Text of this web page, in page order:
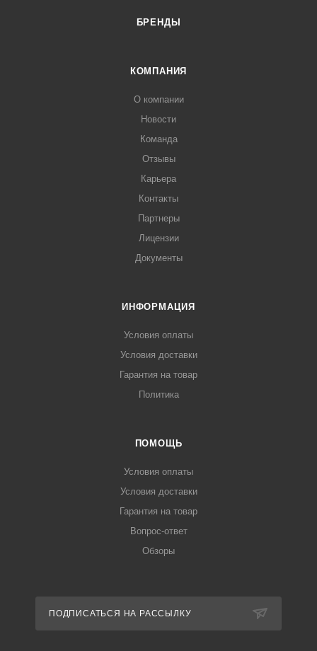
БРЕНДЫ
КОМПАНИЯ
О компании
Новости
Команда
Отзывы
Карьера
Контакты
Партнеры
Лицензии
Документы
ИНФОРМАЦИЯ
Условия оплаты
Условия доставки
Гарантия на товар
Политика
ПОМОЩЬ
Условия оплаты
Условия доставки
Гарантия на товар
Вопрос-ответ
Обзоры
ПОДПИСАТЬСЯ НА РАССЫЛКУ